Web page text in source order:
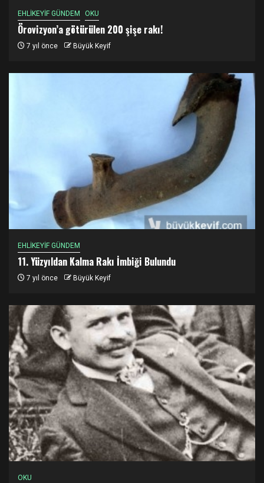
EHLİKEYİF GÜNDEM OKU
Örovizyon’a götürülen 200 şişe rakı!
7 yıl önce Büyük Keyif
EHLİKEYİF GÜNDEM
11. Yüzyıldan Kalma Rakı İmbiği Bulundu
7 yıl önce Büyük Keyif
OKU